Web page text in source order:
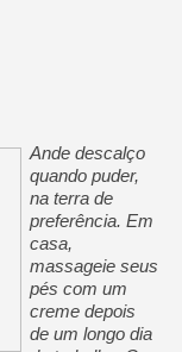
Ande descalço
quando puder,
na terra de
preferência. Em
casa,
massageie seus
pés com um
creme depois
de um longo dia